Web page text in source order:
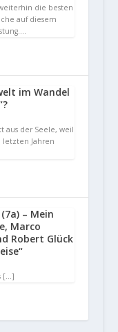
die besten
auf diesem
im Wandel
aus der Seele, weil
letzten Jahren
– Mein
Marco
Robert Glück
[…]